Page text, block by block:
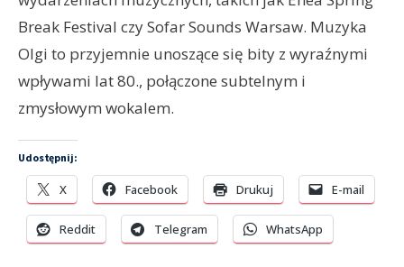
Break Festival czy Sofar Sounds Warsaw. Muzyka
Olgi to przyjemnie unoszące się bity z wyraźnymi
wpływami lat 80., połączone subtelnym i
zmysłowym wokalem.
Udostępnij:
X Facebook Drukuj E-mail
Reddit Telegram WhatsApp